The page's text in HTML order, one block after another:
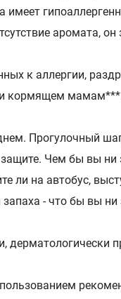
аромата,
к аллергии,
и кормящем
Прогулочный
Чем бы вы
ли на автобус,
- что бы вы ни
дерматологически